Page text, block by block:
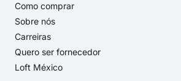
Como comprar
Sobre nós
Carreiras
Quero ser fornecedor
Loft México